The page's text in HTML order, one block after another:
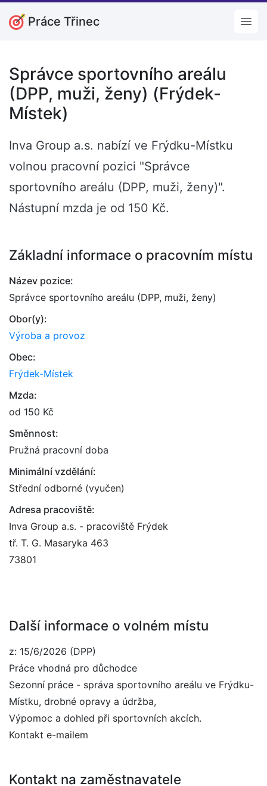
Práce Třinec
Správce sportovního areálu
(DPP, muži, ženy) (Frýdek-
Místek)
Inva Group a.s. nabízí ve Frýdku-Místku
volnou pracovní pozici "Správce
sportovního areálu (DPP, muži, ženy)".
Nástupní mzda je od 150 Kč.
Základní informace o pracovním místu
Název pozice:
Správce sportovního areálu (DPP, muži, ženy)
Obor(y):
Výroba a provoz
Obec:
Frýdek-Místek
Mzda:
od 150 Kč
Směnnost:
Pružná pracovní doba
Minimální vzdělání:
Střední odborné (vyučen)
Adresa pracoviště:
Inva Group a.s. - pracoviště Frýdek
tř. T. G. Masaryka 463
73801
Další informace o volném místu
z: 15/6/2026 (DPP)
Práce vhodná pro důchodce
Sezonní práce - správa sportovního areálu ve Frýdku-
Místku, drobné opravy a údržba,
Výpomoc a dohled při sportovních akcích.
Kontakt e-mailem
Kontakt na zaměstnavatele